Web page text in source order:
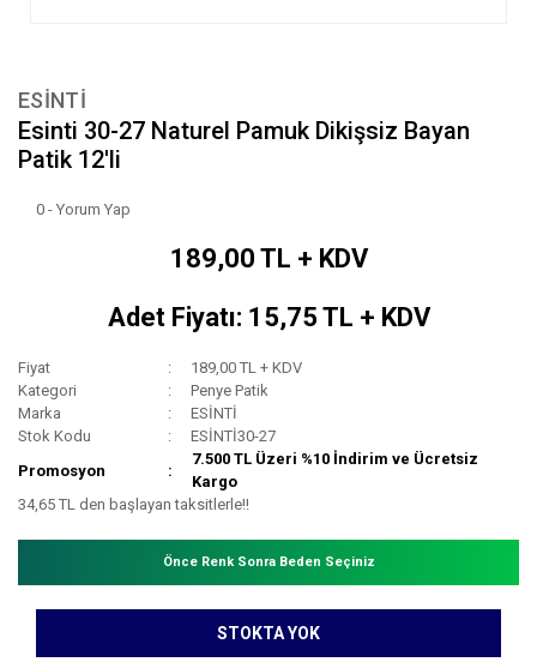
ESİNTİ
Esinti 30-27 Naturel Pamuk Dikişsiz Bayan
Patik 12'li
0 - Yorum Yap
189,00 TL + KDV
Adet Fiyatı: 15,75 TL + KDV
Fiyat
189,00 TL + KDV
Kategori
Penye Patik
Marka
ESİNTİ
Stok Kodu
ESİNTİ30-27
Promosyon
7.500 TL Üzeri %10 İndirim ve Ücretsiz
Kargo
34,65 TL den başlayan taksitlerle!!
Önce Renk Sonra Beden Seçiniz
STOKTA YOK